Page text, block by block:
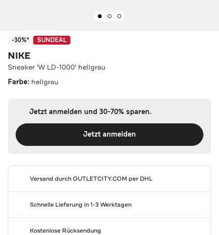
-30%* SUNDEAL
NIKE
Sneaker 'W LD-1000' hellgrau
Farbe: hellgrau
Jetzt anmelden und 30-70% sparen.
Jetzt anmelden
Versand durchOUTLETCITY.COM per DHL
Schnelle Lieferung in 1-3 Werktagen
Kostenlose Rücksendung